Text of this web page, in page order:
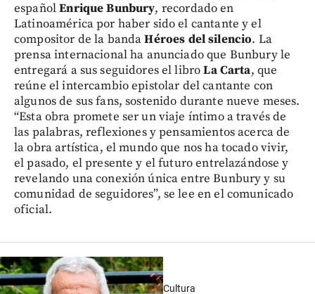
españolEnrique Bunbury, recordado en
Latinoamérica por haber sido el cantante y el
compositor de la bandaHéroes del silencio. La
prensa internacional ha anunciado que Bunbury le
entregará a sus seguidores el libroLa Carta, que
reúne el intercambio epistolar del cantante con
algunos de sus fans, sostenido durante nueve meses.
“Esta obra promete ser un viaje íntimo a través de
las palabras, reflexiones y pensamientos acerca de
la obra artística, el mundo que nos ha tocado vivir,
el pasado, el presente y el futuro entrelazándose y
revelando una conexión única entre Bunbury y su
comunidad de seguidores”, se lee en el comunicado
oficial.
Cultura